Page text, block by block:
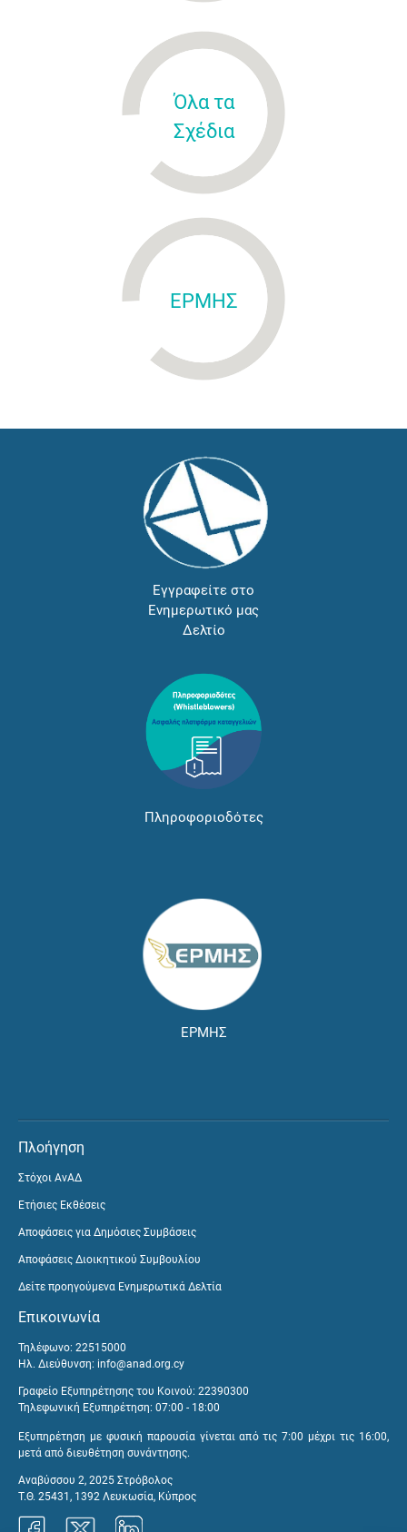
Όλα τα
Σχέδια
ΕΡΜΗΣ
Εγγραφείτε στο
Ενημερωτικό μας
Δελτίο
Πληροφοριοδότες
ΕΡΜΗΣ
Πλοήγηση
Στόχοι ΑνΑΔ
Ετήσιες Εκθέσεις
Αποφάσεις για Δημόσιες Συμβάσεις
Αποφάσεις Διοικητικού Συμβουλίου
Δείτε προηγούμενα Ενημερωτικά Δελτία
Επικοινωνία
Τηλέφωνο: 22515000
Ηλ. Διεύθυνση: info@anad.org.cy
Γραφείο Εξυπηρέτησης του Κοινού: 22390300
Τηλεφωνική Εξυπηρέτηση: 07:00 - 18:00
Εξυπηρέτηση με φυσική παρουσία γίνεται από τις 7:00 μέχρι τις 16:00,
μετά από διευθέτηση συνάντησης.
Αναβύσσου 2, 2025 Στρόβολος
Τ.Θ. 25431, 1392 Λευκωσία, Κύπρος